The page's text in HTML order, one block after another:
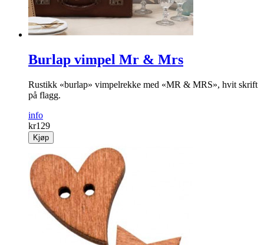
Burlap vimpel Mr & Mrs
Rustikk «burlap» vimpelrekke med «MR & MRS», hvit skrift
på flagg.
info
kr129
Kjøp